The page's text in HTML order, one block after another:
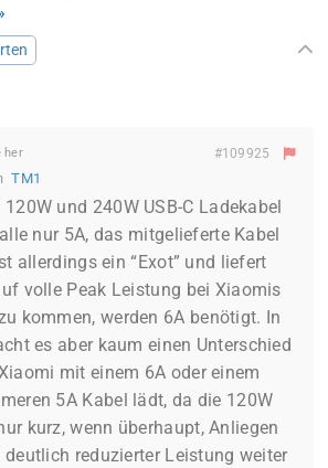
her #109925
TM1
und 240W USB-C Ladekabel
nur 5A, das mitgelieferte Kabel
allerdings ein “Exot” und liefert
volle Peak Leistung bei Xiaomis
kommen, werden 6A benötigt. In
es aber kaum einen Unterschied
mit einem 6A oder einem
5A Kabel lädt, da die 120W
kurz, wenn überhaupt, Anliegen
reduzierter Leistung weiter